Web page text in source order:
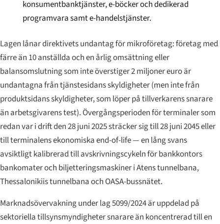
konsumentbanktjänster, e-böcker och dedikerad
programvara samt e-handelstjänster.
Lagen lånar direktivets undantag för mikroföretag: företag med
färre än 10 anställda och en årlig omsättning eller
balansomslutning som inte överstiger 2 miljoner euro är
undantagna från tjänstesidans skyldigheter (men inte från
produktsidans skyldigheter, som löper på tillverkarens snarare
än arbetsgivarens test). Övergångsperioden för terminaler som
redan var i drift den 28 juni 2025 sträcker sig till 28 juni 2045 eller
till terminalens ekonomiska end-of-life — en lång svans
avsiktligt kalibrerad till avskrivningscykeln för bankkontors
bankomater och biljetteringsmaskiner i Atens tunnelbana,
Thessalonikiis tunnelbana och OASA-bussnätet.
Marknadsövervakning under lag 5099/2024 är uppdelad på
sektoriella tillsynsmyndigheter snarare än koncentrerad till en